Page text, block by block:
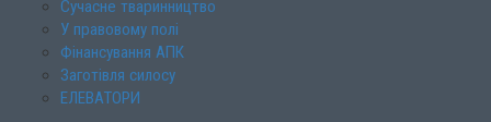
Сучасне тваринництво
У правовому полі
Фінансування АПК
Заготівля силосу
ЕЛЕВАТОРИ